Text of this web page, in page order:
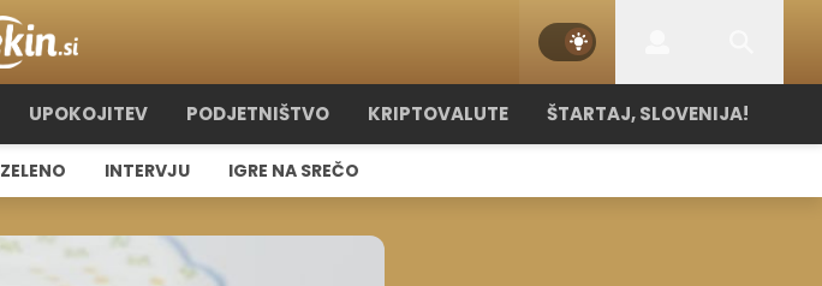
UPOKOJITEV PODJETNIŠTVO KRIPTOVALUTE ŠTARTAJ, SLOVENIJA!
ZELENO INTERVJU IGRE NA SREČO